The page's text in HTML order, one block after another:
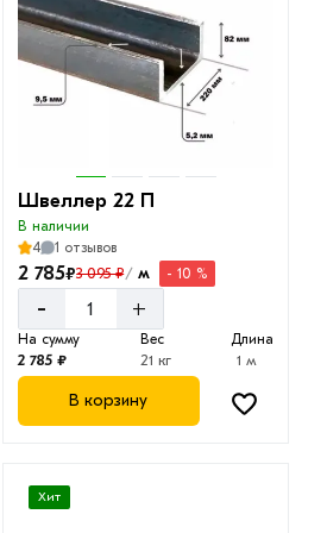
Швеллер 22 П
В наличии
4
1 отзывов
2 785₽3 095 ₽/ м - 10 %
- +
На сумму
2 785 ₽
Вес
21 кг
Длина
1 м
В корзину
Хит